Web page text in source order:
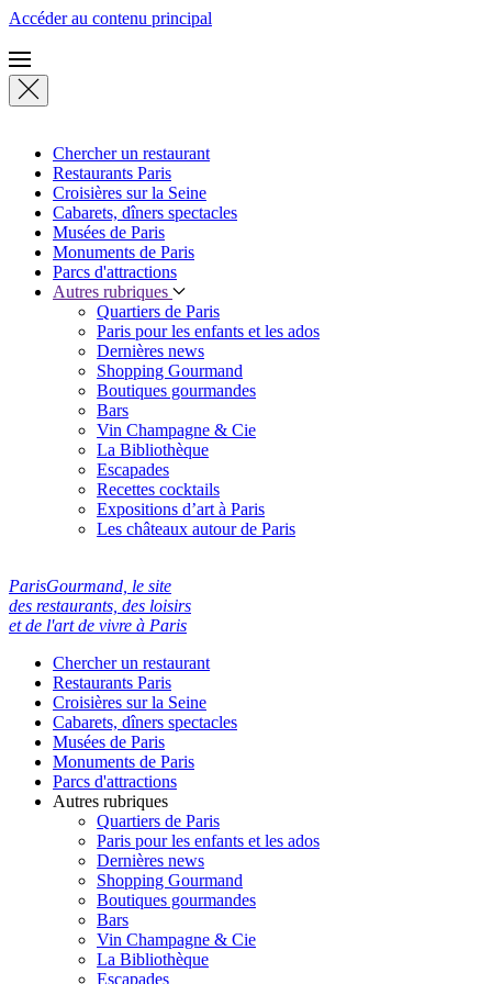
Accéder au contenu principal
Chercher un restaurant
Restaurants Paris
Croisières sur la Seine
Cabarets, dîners spectacles
Musées de Paris
Monuments de Paris
Parcs d'attractions
Autres rubriques
Quartiers de Paris
Paris pour les enfants et les ados
Dernières news
Shopping Gourmand
Boutiques gourmandes
Bars
Vin Champagne & Cie
La Bibliothèque
Escapades
Recettes cocktails
Expositions d’art à Paris
Les châteaux autour de Paris
ParisGourmand, le site
des restaurants, des loisirs
et de l'art de vivre à Paris
Chercher un restaurant
Restaurants Paris
Croisières sur la Seine
Cabarets, dîners spectacles
Musées de Paris
Monuments de Paris
Parcs d'attractions
Autres rubriques
Quartiers de Paris
Paris pour les enfants et les ados
Dernières news
Shopping Gourmand
Boutiques gourmandes
Bars
Vin Champagne & Cie
La Bibliothèque
Escapades